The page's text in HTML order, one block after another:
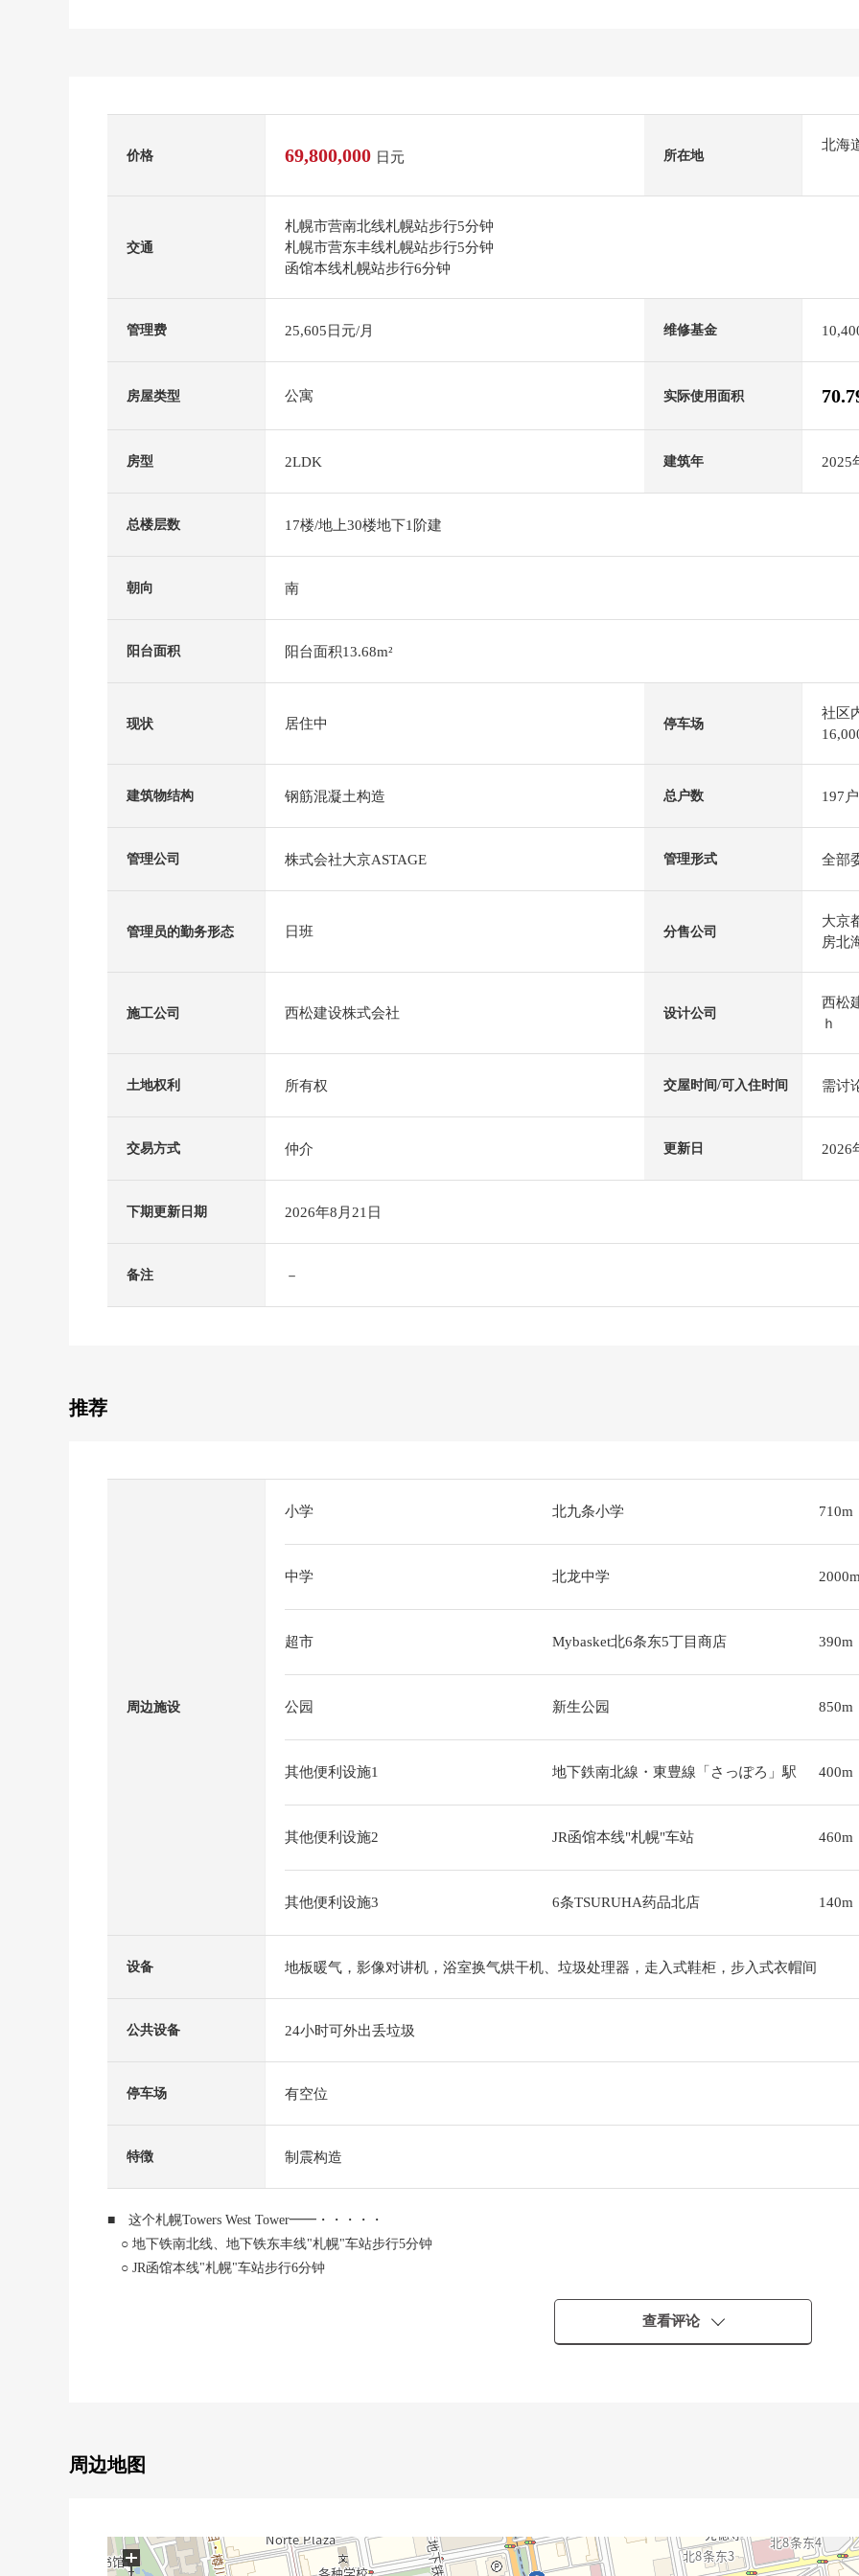
价格 69,800,000 日元 所在地
北海
交通
札幌市营南北线札幌站步行5分钟
札幌市营东丰线札幌站步行5分钟
函馆本线札幌站步行6分钟
管理费 25,605日元/月 维修基金
房屋类型 公寓 实际使用面积
房型 2LDK 建筑年 2025
总楼层数 17楼/地上30楼地下1阶建
朝向 南
阳台面积 阳台面积13.68m²
现状 居住中 停车场
社区
建筑物结构 钢筋混凝土构造 总户数 197户
管理公司 株式会社大京ASTAGE 管理形式 全部
管理员的勤务形态 日班 分售公司
大京
房北
施工公司 西松建设株式会社 设计公司
西松
ｈ
土地权利 所有权 交屋时间/可入住时间 需讨
交易方式 仲介 更新日 2026
下期更新日期 2026年8月21日
备注 －
推荐
周边施设
小学 北九条小学 710m
中学 北龙中学
超市 Mybasket北6条东5丁目商店 390m
公园 新生公园 850m
其他便利设施1 地下鉄南北線・東豊線「さっぽろ」駅 400m
其他便利设施2 JR函馆本线"札幌"车站 460m
其他便利设施3 6条TSURUHA药品北店 140m
设备 地板暖气，影像对讲机，浴室换气烘干机、垃圾处理器，走入式鞋柜，步入式衣帽间
公共设备 24小时可外出丢垃圾
停车场 有空位
特徴 制震构造
■ 这个札幌Towers West Tower━━・・・・・
○ 地下铁南北线、地下铁东丰线"札幌"车站步行5分钟
○ JR函馆本线"札幌"车站步行6分钟
○ 垃圾处理器
○ 地板暖气(客餐厅)
查看评论
周边地图
+